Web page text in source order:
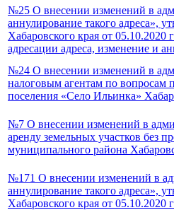
№25 О внесении изменений в
аннулирование такого адреса»,
Хабаровского края от
адресации адреса, изменение и
№24 О внесении изменений в
налоговым агентам по вопросам
поселения «Село Ильинка»
№7 О внесении изменений в
аренду земельных участков без
муниципального района
№171 О внесении изменений в
аннулирование такого адреса»,
Хабаровского края от 05.10.2020